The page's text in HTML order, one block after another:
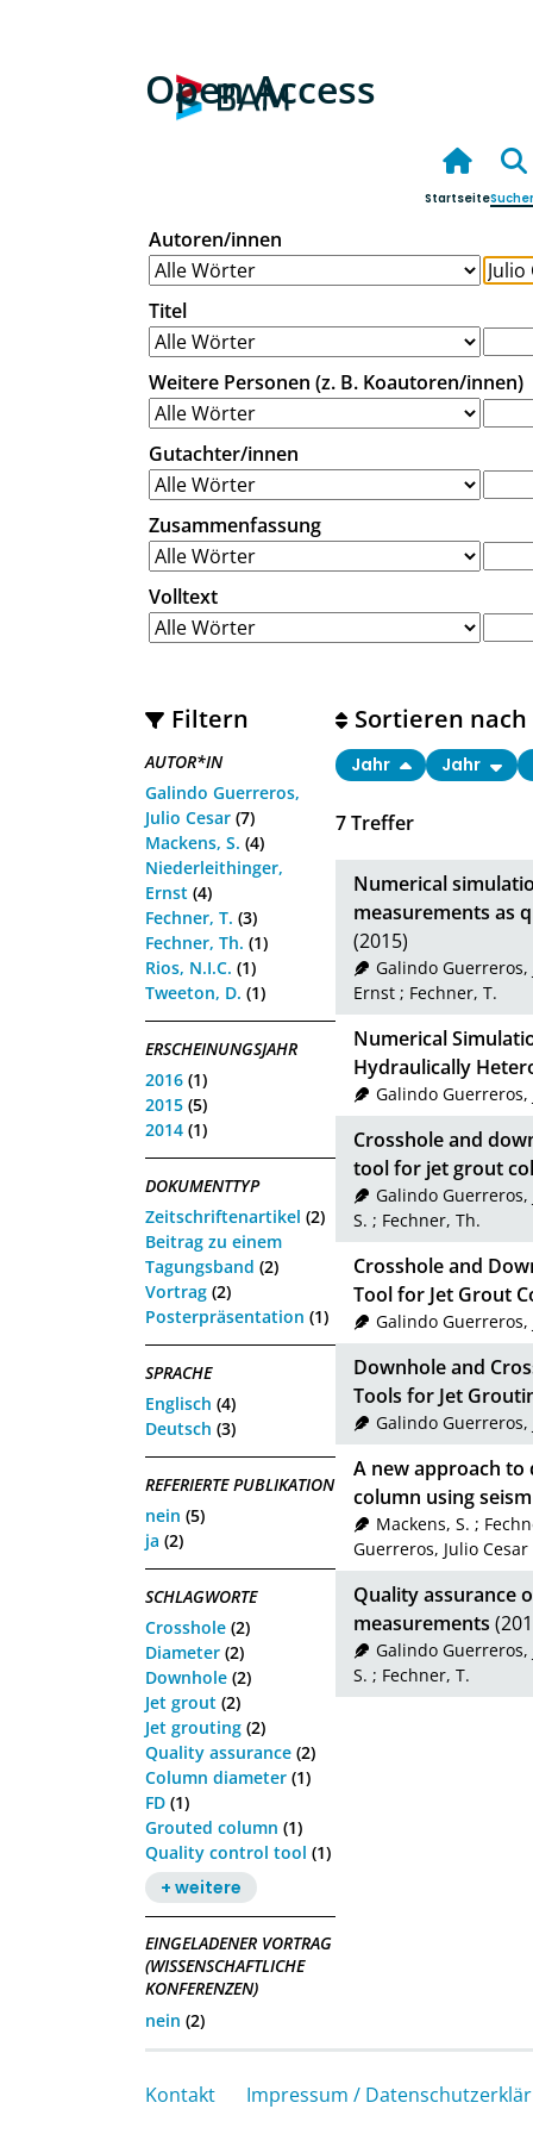
Open Access
Startseite
Autoren/innen
Titel
Weitere Personen (z. B. Koautoren/innen)
Gutachter/innen
Zusammenfassung
Volltext
Filtern
AUTOR*IN
Galindo Guerreros,
Julio Cesar (7)
Mackens, S. (4)
Niederleithinger,
Ernst (4)
Fechner, T. (3)
Fechner, Th. (1)
Rios, N.I.C. (1)
Tweeton, D. (1)
ERSCHEINUNGSJAHR
2016 (1)
2015 (5)
2014 (1)
DOKUMENTTYP
Zeitschriftenartikel (2)
Beitrag zu einem
Tagungsband (2)
Vortrag (2)
Posterpräsentation (1)
SPRACHE
Englisch (4)
Deutsch (3)
REFERIERTE PUBLIKATION
nein (5)
ja (2)
SCHLAGWORTE
Crosshole (2)
Diameter (2)
Downhole (2)
Jet grout (2)
Jet grouting (2)
Quality assurance (2)
Column diameter (1)
FD (1)
Grouted column (1)
Quality control tool (1)
+ weitere
EINGELADENER VORTRAG
(WISSENSCHAFTLICHE
KONFERENZEN)
nein (2)
7Treffer
Sortieren nach
Jahr Jahr
Numerical
measurements as
(2015)
Galindo Guerreros,
Ernst ; Fechner, T.
Numerical
Hydraulically
Galindo Guerreros,
Crosshole and
tool for jet grout
Galindo Guerreros,
S. ; Fechner, Th.
Crosshole and
Tool for Jet Grout
Galindo Guerreros,
Downhole and
Tools for Jet
Galindo Guerreros,
A new approach
column using
Mackens, S. ;
Guerreros, Julio Cesar
Quality assurance
measurements
Galindo Guerreros,
S. ; Fechner, T.
Kontakt Impressum /